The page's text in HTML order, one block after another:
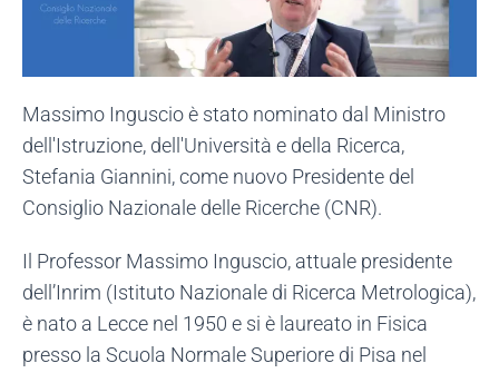
Massimo Inguscio è stato nominato dal Ministro
dell'Istruzione, dell'Università e della Ricerca,
Stefania Giannini, come nuovo Presidente del
Consiglio Nazionale delle Ricerche (CNR).
Il Professor Massimo Inguscio, attuale presidente
dell’Inrim (Istituto Nazionale di Ricerca Metrologica),
è nato a Lecce nel 1950 e si è laureato in Fisica
presso la Scuola Normale Superiore di Pisa nel